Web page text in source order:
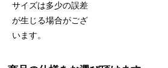
サイズは多少の誤差
が生じる場合がござ
います。